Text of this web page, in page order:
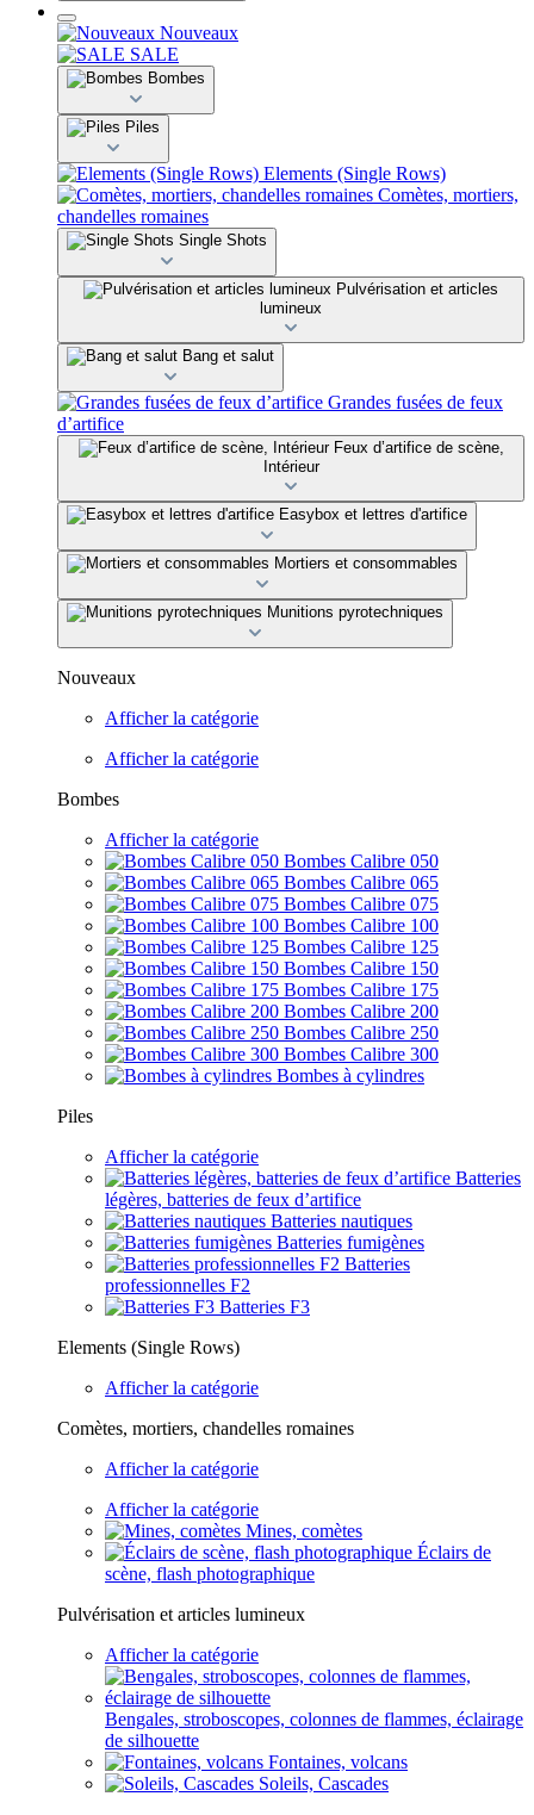
Nouveaux
SALE
Bombes
Piles
Elements (Single Rows)
Comètes, mortiers,
chandelles romaines
Single Shots
Pulvérisation et articles
lumineux
Bang et salut
Grandes fusées de feux
d’artifice
Feux d’artifice de scène,
Intérieur
Easybox et lettres d'artifice
Mortiers et consommables
Munitions pyrotechniques
Nouveaux
Afficher la catégorie
Afficher la catégorie
Bombes
Afficher la catégorie
Bombes Calibre 050
Bombes Calibre 065
Bombes Calibre 075
Bombes Calibre 100
Bombes Calibre 125
Bombes Calibre 150
Bombes Calibre 175
Bombes Calibre 200
Bombes Calibre 250
Bombes Calibre 300
Bombes à cylindres
Piles
Afficher la catégorie
Batteries
légères, batteries de feux d’artifice
Batteries nautiques
Batteries fumigènes
Batteries
professionnelles F2
Batteries F3
Elements (Single Rows)
Afficher la catégorie
Comètes, mortiers, chandelles romaines
Afficher la catégorie
Afficher la catégorie
Mines, comètes
Éclairs de
scène, flash photographique
Pulvérisation et articles lumineux
Afficher la catégorie
Bengales, stroboscopes, colonnes de flammes, éclairage
de silhouette
Fontaines, volcans
Soleils, Cascades